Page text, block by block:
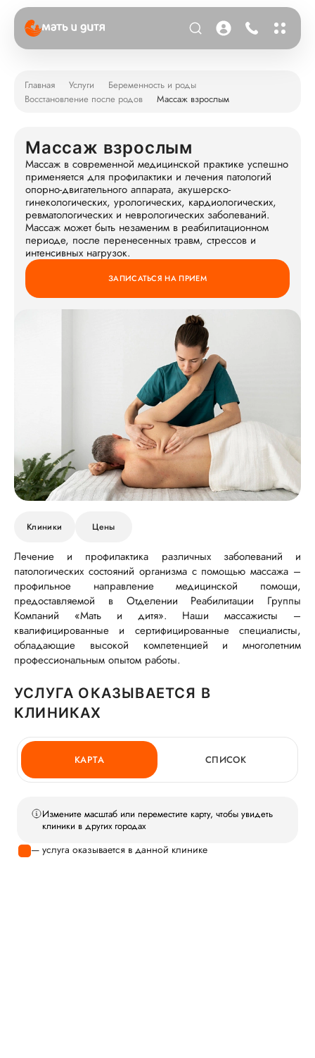
Главная Услуги
Беременность и роды
Восстановление после родов
Массаж взрослым
Массаж взрослым
Массаж в современной медицинской практике успешно
применяется для профилактики и лечения патологий
опорно-двигательного аппарата, акушерско-
гинекологических, урологических, кардиологических,
ревматологических и неврологических заболеваний.
Массаж может быть незаменим в реабилитационном
периоде, после перенесенных травм, стрессов и
интенсивных нагрузок.
ЗАПИСАТЬСЯ НА ПРИЕМ
Клиники Цены
Лечение и профилактика различных заболеваний и
патологических состояний организма с помощью массажа –
профильное направление медицинской помощи,
предоставляемой в Отделении Реабилитации Группы
Компаний «Мать и дитя». Наши массажисты –
квалифицированные и сертифицированные специалисты,
обладающие высокой компетенцией и многолетним
профессиональным опытом работы.
УСЛУГА ОКАЗЫВАЕТСЯ В
КЛИНИКАХ
КАРТА СПИСОК
Измените масштаб или переместите карту, чтобы увидеть
клиники в других городах
— услуга оказывается в данной клинике